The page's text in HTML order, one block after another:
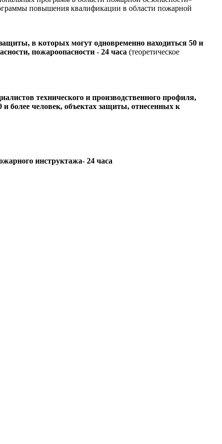
повышения квалификации в области пожарной
в которых могут одновременно находиться 50 и
пожароопасности - 24 часа (теоретическое
технического и производственного профиля,
более человек, объектах защиты, отнесенных к
инструктажа- 24 часа